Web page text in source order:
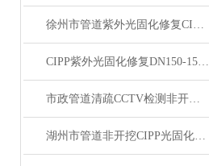
徐州市管道紫外光固化修复CIPP内衬施工技术
CIPP紫外光固化修复DN150-1500不用开挖管道修复
市政管道清疏CCTV检测非开挖修复
湖州市管道非开挖CIPP光固化修复